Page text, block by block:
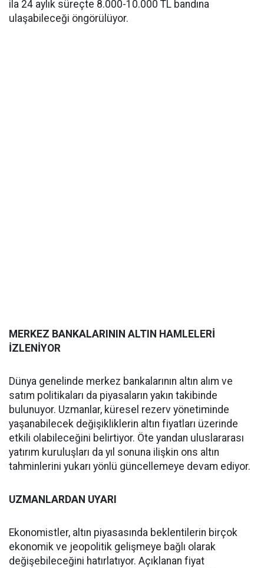
ila 24 aylık süreçte 8.000-10.000 TL bandına
ulaşabileceği öngörülüyor.
MERKEZ BANKALARININ ALTIN HAMLELERİ
İZLENİYOR
Dünya genelinde merkez bankalarının altın alım ve
satım politikaları da piyasaların yakın takibinde
bulunuyor. Uzmanlar, küresel rezerv yönetiminde
yaşanabilecek değişikliklerin altın fiyatları üzerinde
etkili olabileceğini belirtiyor. Öte yandan uluslararası
yatırım kuruluşları da yıl sonuna ilişkin ons altın
tahminlerini yukarı yönlü güncellemeye devam ediyor.
UZMANLARDAN UYARI
Ekonomistler, altın piyasasında beklentilerin birçok
ekonomik ve jeopolitik gelişmeye bağlı olarak
değişebileceğini hatırlatıyor. Açıklanan fiyat